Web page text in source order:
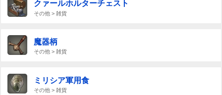
クァールホルターチェスト
その他 > 雑貨
魔器柄
その他 > 雑貨
ミリシア軍用食
その他 > 雑貨